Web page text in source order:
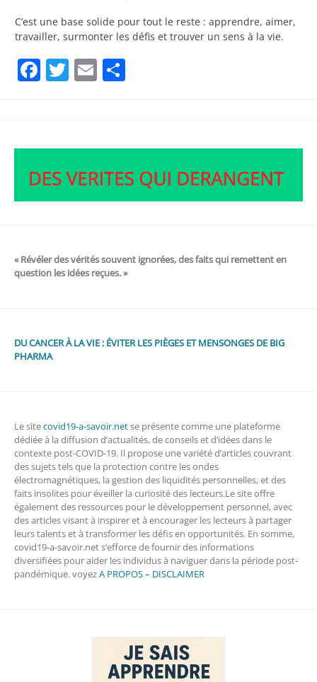
C’est une base solide pour tout le reste : apprendre, aimer,
travailler, surmonter les défis et trouver un sens à la vie.
Facebook
Twitter
Email
« Révéler des vérités souvent ignorées, des faits qui remettent en
question les idées reçues. »
DU CANCER À LA VIE : ÉVITER LES PIÈGES ET MENSONGES DE BIG
PHARMA
Le sitecovid19-a-savoir.netse présente comme une plateforme
dédiée à la diffusion d’actualités, de conseils et d’idées dans le
contexte post-COVID-19. Il propose une variété d’articles couvrant
des sujets tels que la protection contre les ondes
électromagnétiques, la gestion des liquidités personnelles, et des
faits insolites pour éveiller la curiosité des lecteurs.Le site offre
également des ressources pour le développement personnel, avec
des articles visant à inspirer et à encourager les lecteurs à partager
leurs talents et à transformer les défis en opportunités. En somme,
covid19-a-savoir.net s’efforce de fournir des informations
diversifiées pour aider les individus à naviguer dans la période post-
pandémique. voyezA PROPOS – DISCLAIMER